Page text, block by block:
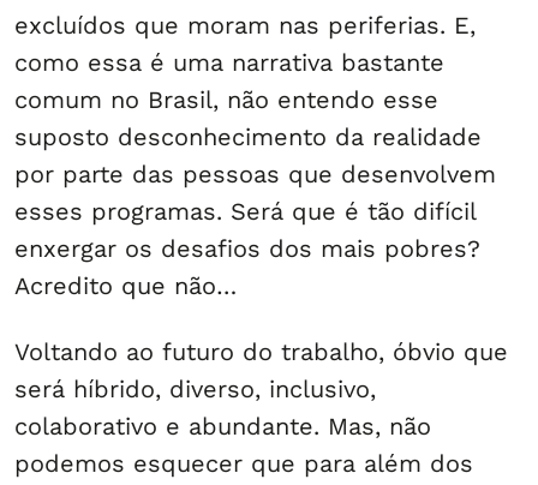
excluídos que moram nas periferias. E,
como essa é uma narrativa bastante
comum no Brasil, não entendo esse
suposto desconhecimento da realidade
por parte das pessoas que desenvolvem
esses programas. Será que é tão difícil
enxergar os desafios dos mais pobres?
Acredito que não…
Voltando ao futuro do trabalho, óbvio que
será híbrido, diverso, inclusivo,
colaborativo e abundante. Mas, não
podemos esquecer que para além dos